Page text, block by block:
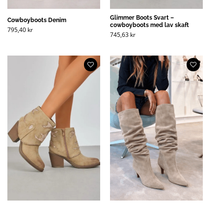
Cowboyboots Denim
795,40 kr
Glimmer Boots Svart –
cowboyboots med lav skaft
745,63 kr